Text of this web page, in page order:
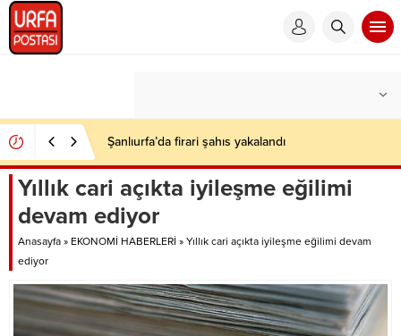
Şanlıurfa’da firari şahıs yakalandı
Yıllık cari açıkta iyileşme eğilimi
devam ediyor
Anasayfa » EKONOMİ HABERLERİ » Yıllık cari açıkta iyileşme eğilimi devam
ediyor